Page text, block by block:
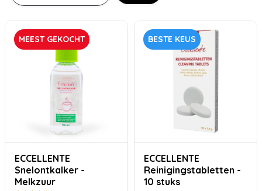
MEEST GEKOCHT
ECCELLENTE
Snelontkalker -
Melkzuur
BESTE KEUS
ECCELLENTE
Reinigingstabletten -
10 stuks